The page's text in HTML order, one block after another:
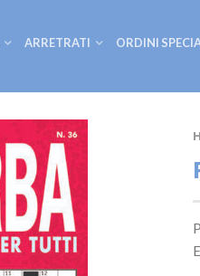
ARRETRATI ORDINI